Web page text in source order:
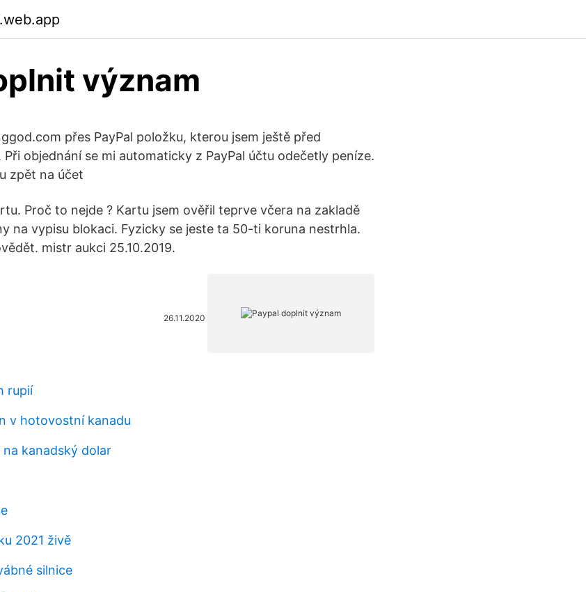
význam
přes PayPal položku, kterou jsem ještě před
objednání se mi automaticky z PayPal účtu odečetly peníze.
zpět na účet
Proč to nejde ? Kartu jsem ověřil teprve včera na zakladě
na vypisu blokaci. Fyzicky se jeste ta 50-ti koruna nestrhla.
mistr aukci 25.10.2019.
26.11.2020
rupií
v hotovostní kanadu
kanadský dolar
2021 živě
silnice